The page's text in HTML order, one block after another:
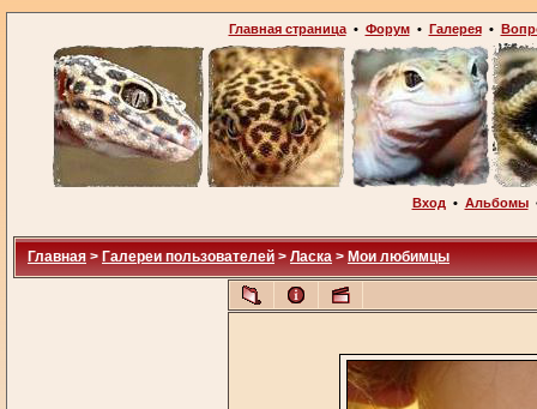
Главная страница• Форум• Галерея•
Вход • Альбомы
Главная > Галереи пользователей > Ласка > Мои любимцы